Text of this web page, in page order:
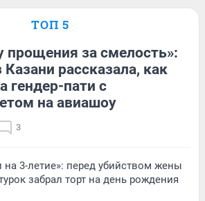
ТОП 5
прощения за смелость»:
Казани рассказала, как
гендер-пати с
на авиашоу
3
на 3-летие»: перед убийством жены
забрал торт на день рождения